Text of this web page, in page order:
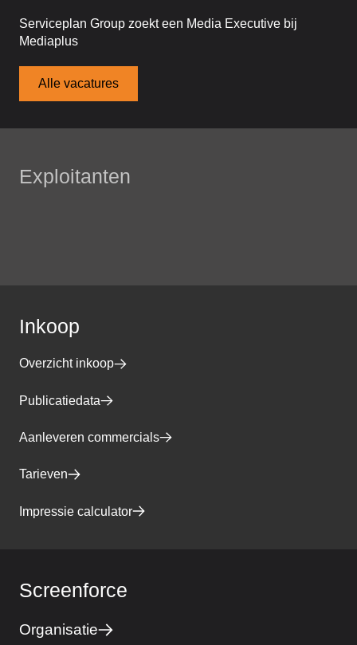
Serviceplan Group zoekt een Media Executive bij
Mediaplus
Alle vacatures
Exploitanten
Inkoop
Overzicht inkoop
Publicatiedata
Aanleveren commercials
Tarieven
Impressie calculator
Screenforce
Organisatie